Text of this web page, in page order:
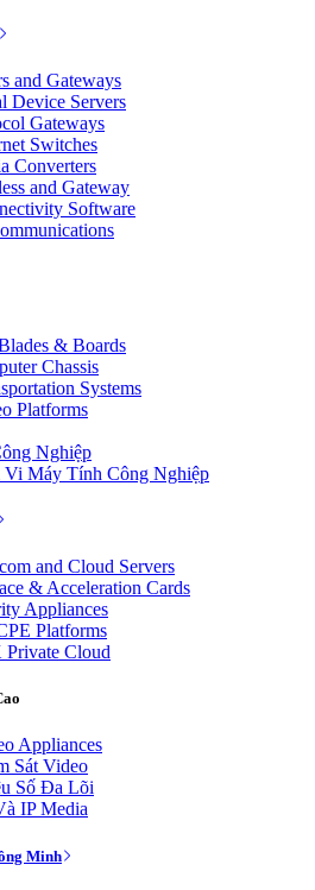
and Gateways
Device Servers
Gateways
Switches
Converters
and Gateway
Software
& Boards
Chassis
Systems
Platforms
Nghiệp
Máy Tính Công Nghiệp
and Cloud Servers
& Acceleration Cards
Appliances
Platforms
Cloud
Appliances
Sát Video
Số Đa Lõi
IP Media
Minh